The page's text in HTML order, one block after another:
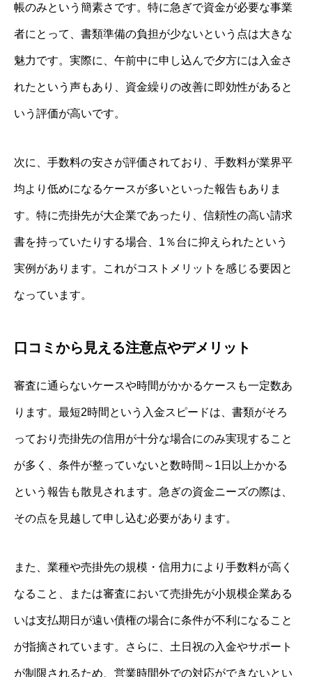
帳のみという簡素さです。特に急ぎで資金が必要な事業
者にとって、書類準備の負担が少ないという点は大きな
魅力です。実際に、午前中に申し込んで夕方には入金さ
れたという声もあり、資金繰りの改善に即効性があると
いう評価が高いです。
次に、手数料の安さが評価されており、手数料が業界平
均より低めになるケースが多いといった報告もありま
す。特に売掛先が大企業であったり、信頼性の高い請求
書を持っていたりする場合、1％台に抑えられたという
実例があります。これがコストメリットを感じる要因と
なっています。
口コミから見える注意点やデメリット
審査に通らないケースや時間がかかるケースも一定数あ
ります。最短2時間という入金スピードは、書類がそろ
っており売掛先の信用が十分な場合にのみ実現すること
が多く、条件が整っていないと数時間～1日以上かかる
という報告も散見されます。急ぎの資金ニーズの際は、
その点を見越して申し込む必要があります。
また、業種や売掛先の規模・信用力により手数料が高く
なること、または審査において売掛先が小規模企業ある
いは支払期日が遠い債権の場合に条件が不利になること
が指摘されています。さらに、土日祝の入金やサポート
が制限されるため、営業時間外での対応ができないとい